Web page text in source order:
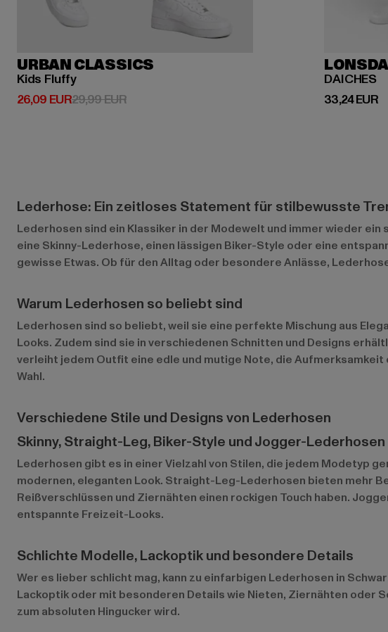
URBAN CLASSICS
Kids Fluffy
26,09 EUR
Derzeitiger Preis: 26,09 EUR
29,99 EURAktionspreis: 29,99 EUR
DAICHES
33,24 EUR
Derzeitiger
Lederhose: Ein zeitloses Statement für stilbewusste
Lederhosen sind ein Klassiker in der Modewelt und immer wieder
eine Skinny-Lederhose, einen lässigen Biker-Style oder eine
gewisse Etwas. Ob für den Alltag oder besondere Anlässe,
Warum Lederhosen so beliebt sind
Lederhosen sind so beliebt, weil sie eine perfekte Mischung aus
Looks. Zudem sind sie in verschiedenen Schnitten und Designs
verleiht jedem Outfit eine edle und mutige Note, die
Wahl.
Verschiedene Stile und Designs von Lederhosen
Skinny, Straight-Leg, Biker-Style und Jogger-Lederhosen
Lederhosen gibt es in einer Vielzahl von Stilen, die jedem Modetyp
modernen, eleganten Look. Straight-Leg-Lederhosen bieten mehr
Reißverschlüssen und Ziernähten einen rockigen Touch haben.
entspannte Freizeit-Looks.
Schlichte Modelle, Lackoptik und besondere Details
Wer es lieber schlicht mag, kann zu einfarbigen Lederhosen in
Lackoptik oder mit besonderen Details wie Nieten, Ziernähten oder
zum absoluten Hingucker wird.